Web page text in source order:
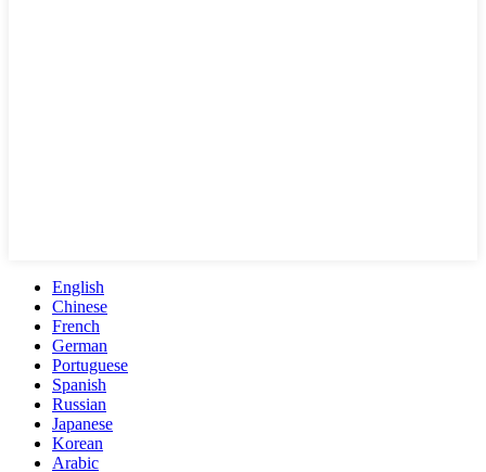
English
Chinese
French
German
Portuguese
Spanish
Russian
Japanese
Korean
Arabic